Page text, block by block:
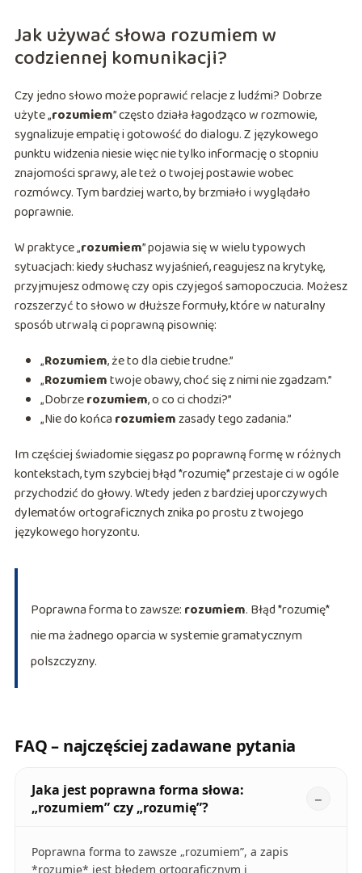
Jak używać słowa rozumiem w
codziennej komunikacji?
Czy jedno słowo może poprawić relacje z ludźmi? Dobrze
użyte „rozumiem” często działa łagodząco w rozmowie,
sygnalizuje empatię i gotowość do dialogu. Z językowego
punktu widzenia niesie więc nie tylko informację o stopniu
znajomości sprawy, ale też o twojej postawie wobec
rozmówcy. Tym bardziej warto, by brzmiało i wyglądało
poprawnie.
W praktyce „rozumiem” pojawia się w wielu typowych
sytuacjach: kiedy słuchasz wyjaśnień, reagujesz na krytykę,
przyjmujesz odmowę czy opis czyjegoś samopoczucia. Możesz
rozszerzyć to słowo w dłuższe formuły, które w naturalny
sposób utrwalą ci poprawną pisownię:
„Rozumiem, że to dla ciebie trudne.”
„Rozumiemtwoje obawy, choć się z nimi nie zgadzam.”
„Dobrzerozumiem, o co ci chodzi?”
„Nie do końca rozumiemzasady tego zadania.”
Im częściej świadomie sięgasz po poprawną formę w różnych
kontekstach, tym szybciej błąd *rozumię* przestaje ci w ogóle
przychodzić do głowy. Wtedy jeden z bardziej uporczywych
dylematów ortograficznych znika po prostu z twojego
językowego horyzontu.
Poprawna forma to zawsze: rozumiem. Błąd *rozumię*
nie ma żadnego oparcia w systemie gramatycznym
polszczyzny.
FAQ – najczęściej zadawane pytania
Jaka jest poprawna forma słowa:
„rozumiem” czy „rozumię”?
Poprawna forma to zawsze „rozumiem”, a zapis
*rozumię* jest błędem ortograficznym i